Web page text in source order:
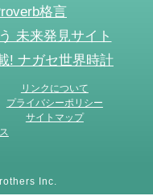
格言
未来発見サイト
! ナガセ世界時計
リンクについて
プライバシーポリシー
サイトマップ
Inc.